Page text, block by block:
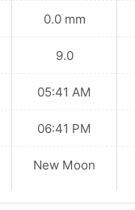
0.0 mm
9.0
05:41 AM
06:41 PM
New Moon